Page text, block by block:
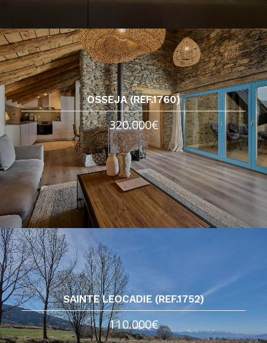
OSSEJA (REF.1760)
320.000€
SAINTE LEOCADIE (REF.1752)
110.000€